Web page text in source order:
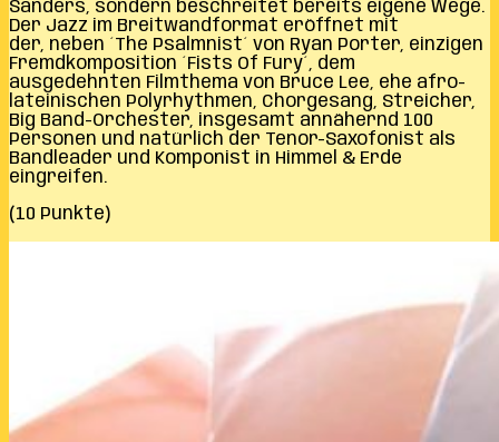
Sanders, sondern beschreitet bereits eigene Wege.
Der Jazz im Breitwandformat eröffnet mit
der, neben ´The Psalmnist´ von Ryan Porter, einzigen
Fremdkomposition ´Fists Of Fury´, dem
ausgedehnten Filmthema von Bruce Lee, ehe afro-
lateinischen Polyrhythmen, Chorgesang, Streicher,
Big Band-Orchester, insgesamt annähernd 100
Personen und natürlich der Tenor-Saxofonist als
Bandleader und Komponist in Himmel & Erde
eingreifen.
(10 Punkte)